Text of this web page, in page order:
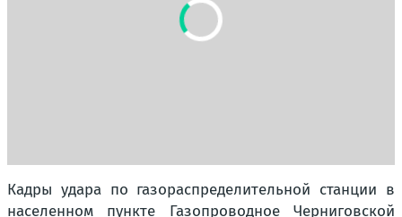
Кадры удара по газораспределительной станции в
населенном пункте Газопроводное Черниговской